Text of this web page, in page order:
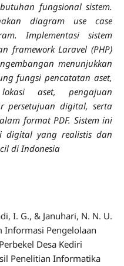
fungsional sistem.
diagram use case
Implementasi sistem
framework Laravel (PHP)
menunjukkan
fungsi pencatatan aset,
aset, pengajuan
persetujuan digital, serta
format PDF. Sistem ini
digital yang realistis dan
di Indonesia
I. G., & Januhari, N. N. U.
Informasi Pengelolaan
Desa Kediri
Penelitian Informatika